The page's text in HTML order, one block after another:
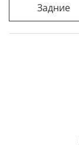
Задние